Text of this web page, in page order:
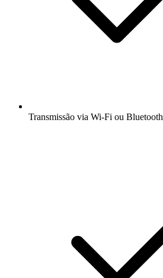
Transmissão via Wi-Fi ou Bluetooth